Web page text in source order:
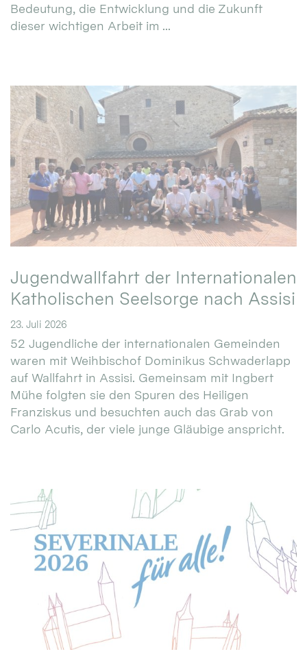
Bedeutung, die Entwicklung und die Zukunft
dieser wichtigen Arbeit im ...
Jugendwallfahrt der Internationalen
Katholischen Seelsorge nach Assisi
23. Juli 2026
52 Jugendliche der internationalen Gemeinden
waren mit Weihbischof Dominikus Schwaderlapp
auf Wallfahrt in Assisi. Gemeinsam mit Ingbert
Mühe folgten sie den Spuren des Heiligen
Franziskus und besuchten auch das Grab von
Carlo Acutis, der viele junge Gläubige anspricht.